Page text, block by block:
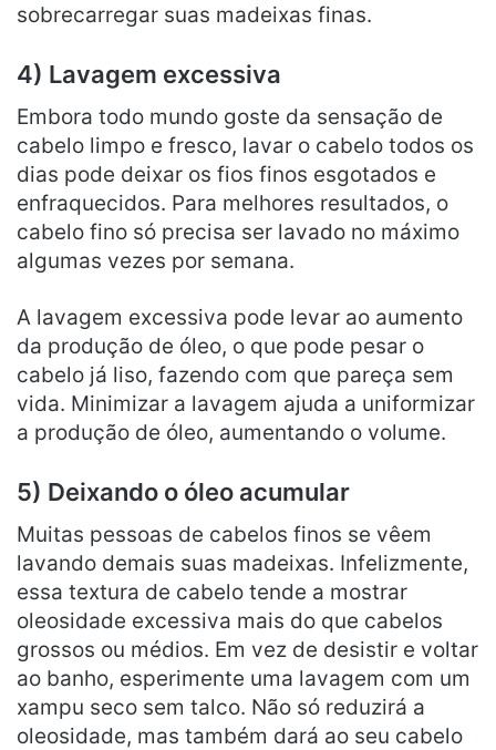
sobrecarregar suas madeixas finas.
4) Lavagem excessiva
Embora todo mundo goste da sensação de
cabelo limpo e fresco, lavar o cabelo todos os
dias pode deixar os fios finos esgotados e
enfraquecidos. Para melhores resultados, o
cabelo fino só precisa ser lavado no máximo
algumas vezes por semana.
A lavagem excessiva pode levar ao aumento
da produção de óleo, o que pode pesar o
cabelo já liso, fazendo com que pareça sem
vida. Minimizar a lavagem ajuda a uniformizar
a produção de óleo, aumentando o volume.
5) Deixando o óleo acumular
Muitas pessoas de cabelos finos se vêem
lavando demais suas madeixas. Infelizmente,
essa textura de cabelo tende a mostrar
oleosidade excessiva mais do que cabelos
grossos ou médios. Em vez de desistir e voltar
ao banho, esperimente uma lavagem com um
xampu seco sem talco. Não só reduzirá a
oleosidade, mas também dará ao seu cabelo